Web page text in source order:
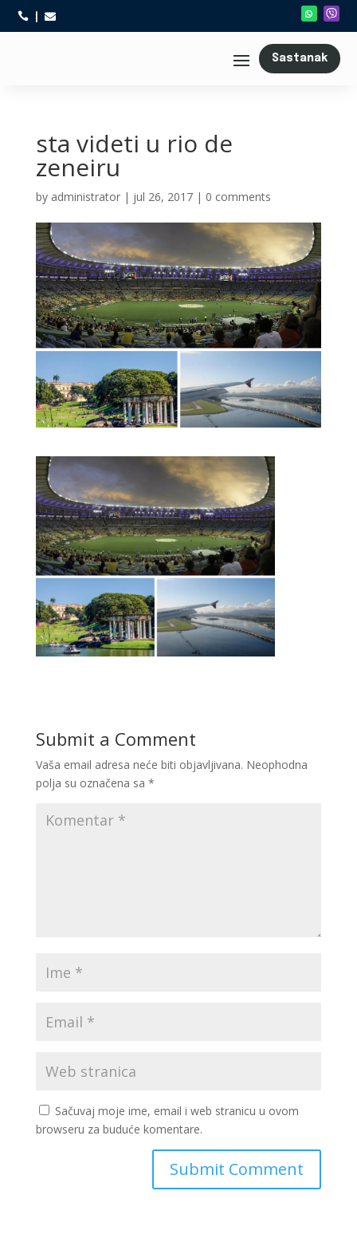
 
Sastanak
sta videti u rio de
zeneiru
by administrator| jul 26, 2017| 0 comments
Submit a Comment
Vaša email adresa neće biti objavljivana. Neophodna
polja su označena sa *
Sačuvaj moje ime, email i web stranicu u ovom
browseru za buduće komentare.